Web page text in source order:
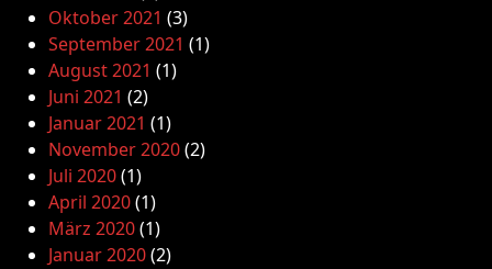
Oktober 2021 (3)
September 2021 (1)
August 2021 (1)
Juni 2021 (2)
Januar 2021 (1)
November 2020(2)
Juli 2020(1)
April 2020(1)
März 2020(1)
Januar 2020(2)